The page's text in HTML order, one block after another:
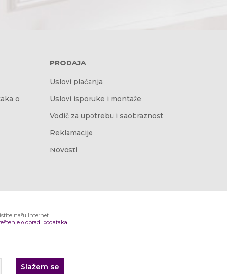
o
PRODAJA
Uslovi plaćanja
Uslovi isporuke i montaže
Vodič za upotrebu i saobraznost
Reklamacije
Novosti
našu Internet
o obradi podataka
Slažem se